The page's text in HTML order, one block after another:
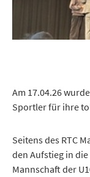
Am 17.04.26
Sportler für ihre
Seitens des RTC
den Aufstieg in
Mannschaft der